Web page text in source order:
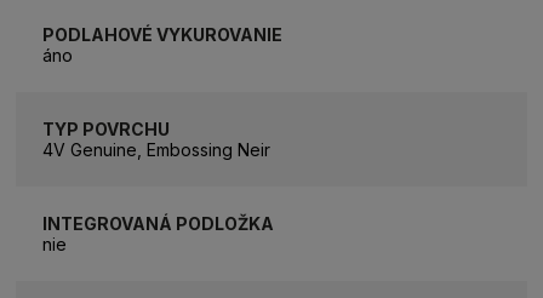
PODLAHOVÉ VYKUROVANIE
áno
TYP POVRCHU
4V Genuine, Embossing Neir
INTEGROVANÁ PODLOŽKA
nie